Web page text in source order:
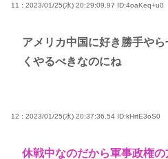
11 : 2023/01/25(水) 20:29:09.97 ID:4oaKeq+u0
アメリカ中国に好き勝手や
くやるべきなのにね
12 : 2023/01/25(水) 20:37:36.54 ID:kHrtE3oS0
休戦中なのだから軍事政権